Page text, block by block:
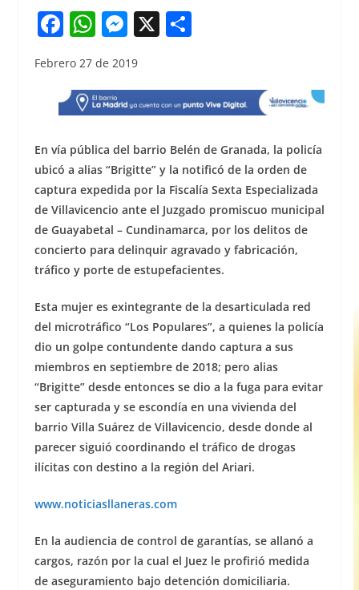
F
c
e
b
o
o
k
W
h
at
s
A
p
p
M
ss
e
n
g
er
X S
e
Febrero 27 de 2019
En vía pública del barrio Belén de Granada, la policía
ubicó a alias “Brigitte” y la notificó de la orden de
captura expedida por la Fiscalía Sexta Especializada
de Villavicencio ante el Juzgado promiscuo municipal
de Guayabetal – Cundinamarca, por los delitos de
concierto para delinquir agravado y fabricación,
tráfico y porte de estupefacientes.
Esta mujer es exintegrante de la desarticulada red
del microtráfico “Los Populares”, a quienes la policía
dio un golpe contundente dando captura a sus
miembros en septiembre de 2018; pero alias
“Brigitte” desde entonces se dio a la fuga para evitar
ser capturada y se escondía en una vivienda del
barrio Villa Suárez de Villavicencio, desde donde al
parecer siguió coordinando el tráfico de drogas
ilícitas con destino a la región del Ariari.
www.noticiasllaneras.com
En la audiencia de control de garantías, se allanó a
cargos, razón por la cual el Juez le profirió medida
de aseguramiento bajo detención domiciliaria.